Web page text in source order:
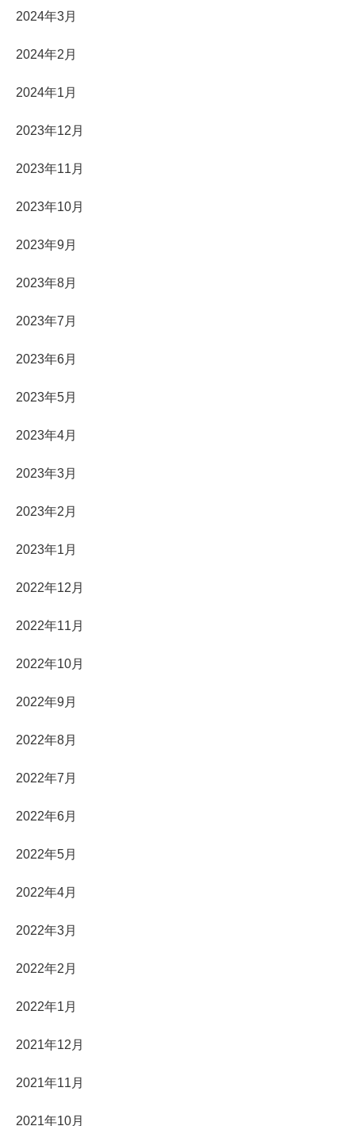
2024年3月
2024年2月
2024年1月
2023年12月
2023年11月
2023年10月
2023年9月
2023年8月
2023年7月
2023年6月
2023年5月
2023年4月
2023年3月
2023年2月
2023年1月
2022年12月
2022年11月
2022年10月
2022年9月
2022年8月
2022年7月
2022年6月
2022年5月
2022年4月
2022年3月
2022年2月
2022年1月
2021年12月
2021年11月
2021年10月